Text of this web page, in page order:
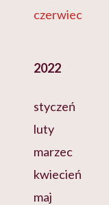
czerwiec
2022
styczeń
luty
marzec
kwiecień
maj